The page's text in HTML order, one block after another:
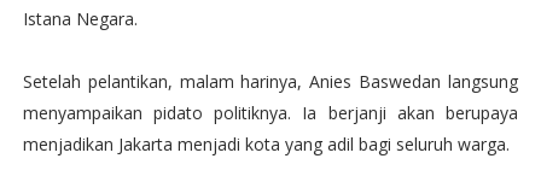
Istana Negara.
Setelah pelantikan, malam harinya, Anies Baswedan langsung
menyampaikan pidato politiknya. Ia berjanji akan berupaya
menjadikan Jakarta menjadi kota yang adil bagi seluruh warga.